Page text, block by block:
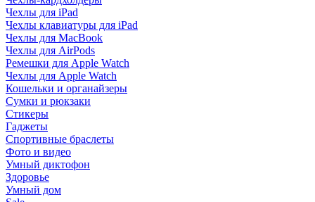
Чехлы для iPad
Чехлы клавиатуры для iPad
Чехлы для MacBook
Чехлы для AirPods
Ремешки для Apple Watch
Чехлы для Apple Watch
Кошельки и органайзеры
Сумки и рюкзаки
Стикеры
Гаджеты
Спортивные браслеты
Фото и видео
Умный диктофон
Здоровье
Умный дом